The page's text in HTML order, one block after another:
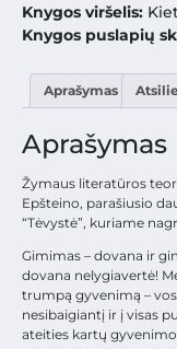
Knygos viršelis:
Knygos puslapių
Aprašymas
Aprašymas
Žymaus literatūros
Epšteino, parašiusio
“Tėvystė”, kuriame
Gimimas – dovana ir
dovana nelygiavertė!
trumpą gyvenimą –
nesibaigiantį ir į visas
ateities kartų